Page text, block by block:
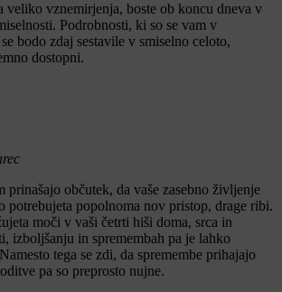
veliko vznemirjenja, boste ob koncu dneva v
Podrobnosti, ki so se vam v
bodo zdaj sestavile v smiselno celoto,
dostopni.
prinašajo občutek, da vaše zasebno življenje
potrebujeta popolnoma nov pristop, drage ribi.
moči v vaši četrti hiši doma, srca in
izboljšanju in spremembah pa je lahko
tega se zdi, da spremembe prihajajo
pa so preprosto nujne.